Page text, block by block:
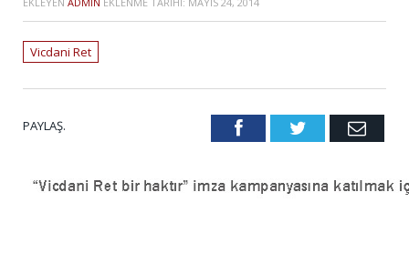
Vicdani Ret
PAYLAŞ. FacebookTwitter Email